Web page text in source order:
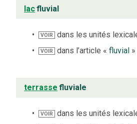
lacfluvial
VOIR dans les unités
VOIR dans l’article «fluvial »
terrasse fluviale
VOIR dans les unités